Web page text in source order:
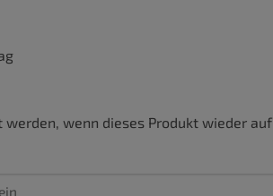
wenn dieses Produkt wieder auf